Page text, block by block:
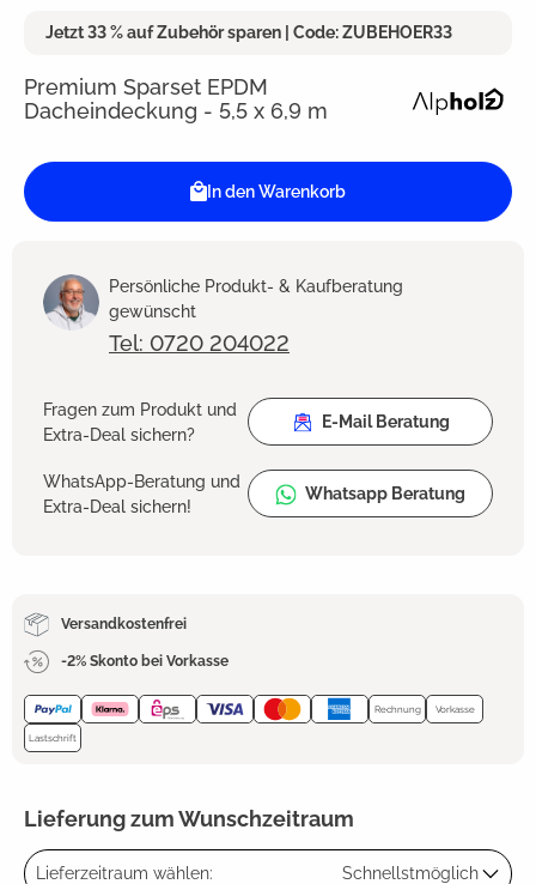
Jetzt 33 % auf Zubehör sparen | Code: ZUBEHOER33
Premium Sparset EPDM
Dacheindeckung - 5,5 x 6,9 m
In den Warenkorb
Persönliche Produkt- & Kaufberatung
gewünscht
Tel: 0720 204022
Fragen zum Produkt und
Extra-Deal sichern?
E-Mail Beratung
WhatsApp-Beratung und
Extra-Deal sichern!
Whatsapp Beratung
Versandkostenfrei
-2% Skonto bei Vorkasse
Rechnung Vorkasse
Lastschrift
Lieferung zum Wunschzeitraum
Lieferzeitraum wählen: Schnellstmöglich